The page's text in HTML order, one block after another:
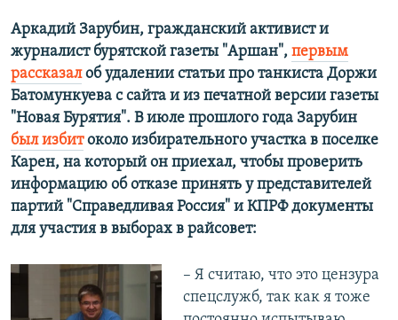
Аркадий Зарубин, гражданский активист и
журналист бурятской газеты "Аршан", первым
рассказалоб удалении статьи про танкиста Доржи
Батомункуева с сайта и из печатной версии газеты
"Новая Бурятия". В июле прошлого года Зарубин
был избитоколо избирательного участка в поселке
Карен, на который он приехал, чтобы проверить
информацию об отказе принять у представителей
партий "Справедливая Россия" и КПРФ документы
для участия в выборах в райсовет:
– Я считаю, что это цензура
спецслужб, так как я тоже